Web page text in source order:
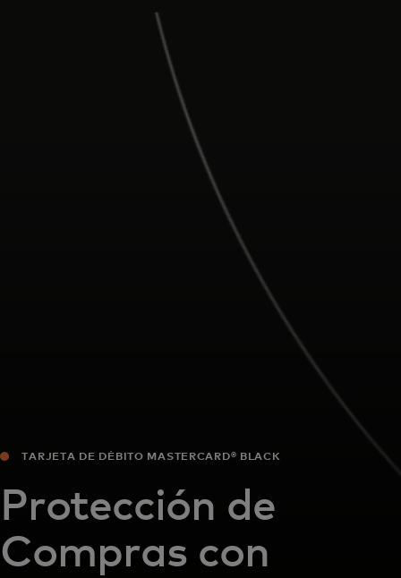
Para empresas
TARJETA DE DÉBITO MASTERCARD® BLACK
Protección de
Compras con